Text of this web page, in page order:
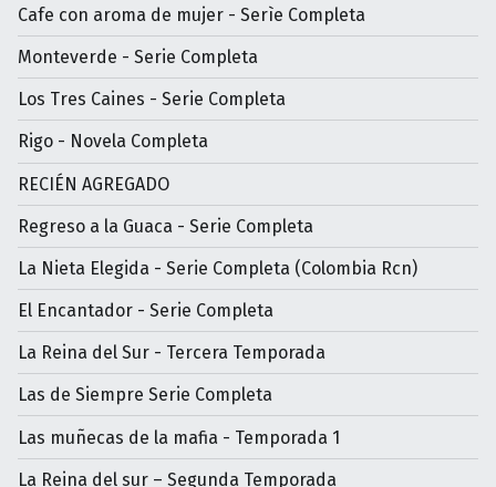
Cafe con aroma de mujer - Serìe Completa
Monteverde - Serie Completa
Los Tres Caines - Serie Completa
Rigo - Novela Completa
RECIÉN AGREGADO
Regreso a la Guaca - Serie Completa
La Nieta Elegida - Serie Completa (Colombia Rcn)
El Encantador - Serie Completa
La Reina del Sur - Tercera Temporada
Las de Siempre Serie Completa
Las muñecas de la mafia - Temporada 1
La Reina del sur – Segunda Temporada